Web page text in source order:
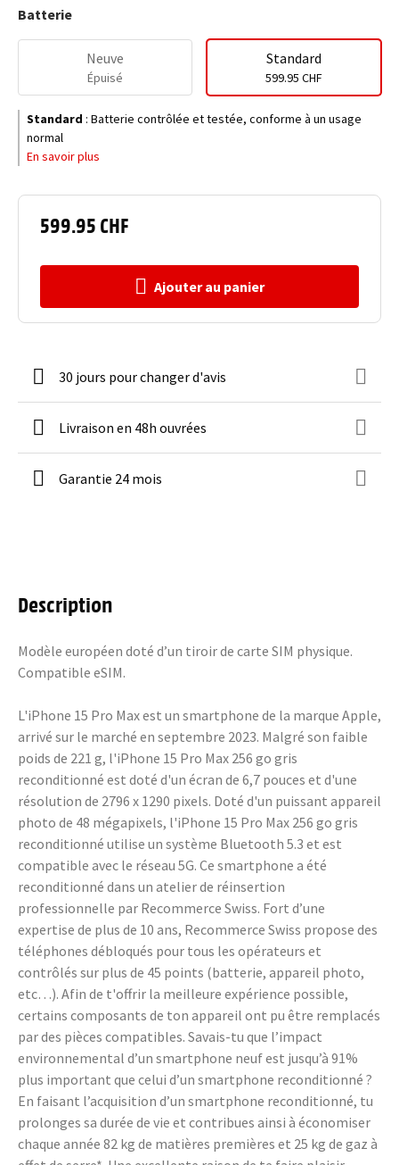
599.95 CHF
Ajouter au panier
Batterie
Neuve
Épuisé
Standard
599.95 CHF
Standard : Batterie contrôlée et testée, conforme à un usage
normal
En savoir plus
30 jours pour changer d'avis
Livraison en 48h ouvrées
Garantie 24 mois
Description
Modèle européen doté d’un tiroir de carte SIM physique.
Compatible eSIM.
L'iPhone 15 Pro Max est un smartphone de la marque Apple,
arrivé sur le marché en septembre 2023. Malgré son faible
poids de 221 g, l'iPhone 15 Pro Max 256 go gris
reconditionné est doté d'un écran de 6,7 pouces et d'une
résolution de 2796 x 1290 pixels. Doté d'un puissant appareil
photo de 48 mégapixels, l'iPhone 15 Pro Max 256 go gris
reconditionné utilise un système Bluetooth 5.3 et est
compatible avec le réseau 5G. Ce smartphone a été
reconditionné dans un atelier de réinsertion
professionnelle par Recommerce Swiss. Fort d’une
expertise de plus de 10 ans, Recommerce Swiss propose des
téléphones débloqués pour tous les opérateurs et
contrôlés sur plus de 45 points (batterie, appareil photo,
etc…). Afin de t'offrir la meilleure expérience possible,
certains composants de ton appareil ont pu être remplacés
par des pièces compatibles. Savais-tu que l’impact
environnemental d’un smartphone neuf est jusqu’à 91%
plus important que celui d’un smartphone reconditionné ?
En faisant l’acquisition d’un smartphone reconditionné, tu
prolonges sa durée de vie et contribues ainsi à économiser
chaque année 82 kg de matières premières et 25 kg de gaz à